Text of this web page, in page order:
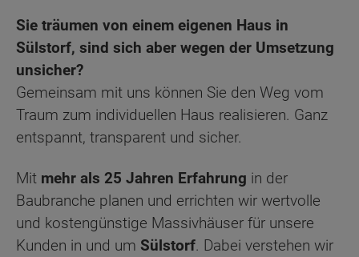
Sie träumen von einem eigenen Haus in
Sülstorf, sind sich aber wegen der Umsetzung
unsicher?
Gemeinsam mit uns können Sie den Weg vom
Traum zum individuellen Haus realisieren. Ganz
entspannt, transparent und sicher.
Mit mehr als 25 Jahren Erfahrung in der
Baubranche planen und errichten wir wertvolle
und kostengünstige Massivhäuser für unsere
Kunden in und um Sülstorf. Dabei verstehen wir